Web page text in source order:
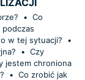
• Co
w tej sytuacji?
•
• Czy
jestem chroniona
• Co zrobić jak